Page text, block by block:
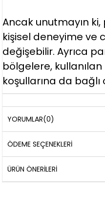
Ancak unutmayın ki,
kişisel deneyime ve
değişebilir. Ayrıca
bölgelere,
koşullarına da bağlı
YORUMLAR(0)
ÖDEME SEÇENEKLERI
ÜRÜN ÖNERILERI